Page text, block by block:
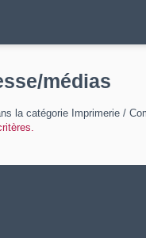
médias
la catégorie Imprimerie /